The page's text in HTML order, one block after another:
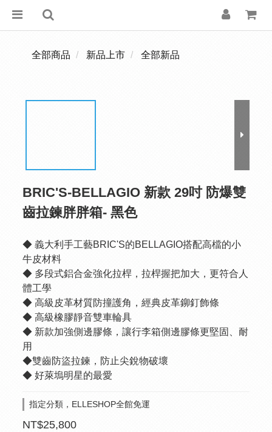
全部商品 新品上市 全部新品
BRIC'S-BELLAGIO 新款 29吋 防爆雙
齒拉鍊胖胖箱- 黑色
◆ 義大利手工藝BRIC'S的BELLAGIO搭配高檔的小
牛皮材料
◆ 多段式鋁合金強化拉桿，拉桿握把加大，更符合人
體工學
◆ 高級皮革材質防撞護角，經典皮革鉚釘飾條
◆ 高級橡膠靜音雙車輪具
◆ 新款加強側邊膠條，讓行李箱側邊膠條更堅固、耐
用
◆雙齒防盜拉鍊，防止尖銳物破壞
◆ 好萊塢明星的最愛
指定分類，ELLESHOP全館免運
NT$25,800